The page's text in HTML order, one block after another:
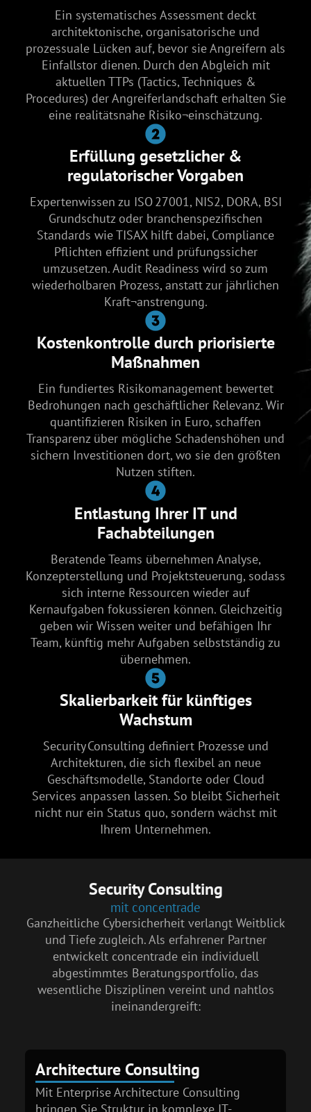
Ein systematisches Assessment deckt
architektonische, organisatorische und
prozessuale Lücken auf, bevor sie Angreifern als
Einfallstor dienen. Durch den Abgleich mit
aktuellen TTPs (Tactics, Techniques &
Procedures) der Angreiferlandschaft erhalten Sie
eine realitätsnahe Risiko¬einschätzung.
Erfüllung gesetzlicher &
regulatorischer Vorgaben
Expertenwissen zu ISO 27001, NIS2, DORA, BSI
Grundschutz oder branchenspezifischen
Standards wie TISAX hilft dabei, Compliance
Pflichten effizient und prüfungssicher
umzusetzen. Audit Readiness wird so zum
wiederholbaren Prozess, anstatt zur jährlichen
Kraft¬anstrengung.
Kostenkontrolle durch priorisierte
Maßnahmen
Ein fundiertes Risikomanagement bewertet
Bedrohungen nach geschäftlicher Relevanz. Wir
quantifizieren Risiken in Euro, schaffen
Transparenz über mögliche Schadenshöhen und
sichern Investitionen dort, wo sie den größten
Nutzen stiften.
Entlastung Ihrer IT und
Fachabteilungen
Beratende Teams übernehmen Analyse,
Konzepterstellung und Projektsteuerung, sodass
sich interne Ressourcen wieder auf
Kernaufgaben fokussieren können. Gleichzeitig
geben wir Wissen weiter und befähigen Ihr
Team, künftig mehr Aufgaben selbstständig zu
übernehmen.
Skalierbarkeit für künftiges
Wachstum
Security Consulting definiert Prozesse und
Architekturen, die sich flexibel an neue
Geschäftsmodelle, Standorte oder Cloud
Services anpassen lassen. So bleibt Sicherheit
nicht nur ein Status quo, sondern wächst mit
Ihrem Unternehmen.
Security Consulting
mit concentrade
Ganzheitliche Cybersicherheit verlangt Weitblick
und Tiefe zugleich. Als erfahrener Partner
entwickelt concentrade ein individuell
abgestimmtes Beratungsportfolio, das
wesentliche Disziplinen vereint und nahtlos
ineinandergreift:
Architecture Consulting
Mit Enterprise Architecture Consulting